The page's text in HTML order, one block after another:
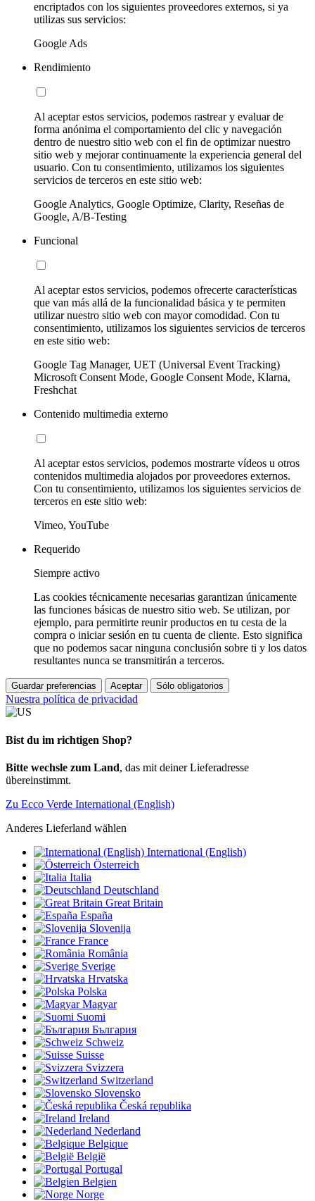
encriptados con los siguientes proveedores externos, si ya
utilizas sus servicios:
Google Ads
Rendimiento
Al aceptar estos servicios, podemos rastrear y evaluar de
forma anónima el comportamiento del clic y navegación
dentro de nuestro sitio web con el fin de optimizar nuestro
sitio web y mejorar continuamente la experiencia general del
usuario. Con tu consentimiento, utilizamos los siguientes
servicios de terceros en este sitio web:
Google Analytics, Google Optimize, Clarity, Reseñas de
Google, A/B-Testing
Funcional
Al aceptar estos servicios, podemos ofrecerte características
que van más allá de la funcionalidad básica y te permiten
utilizar nuestro sitio web con mayor comodidad. Con tu
consentimiento, utilizamos los siguientes servicios de terceros
en este sitio web:
Google Tag Manager, UET (Universal Event Tracking)
Microsoft Consent Mode, Google Consent Mode, Klarna,
Freshchat
Contenido multimedia externo
Al aceptar estos servicios, podemos mostrarte vídeos u otros
contenidos multimedia alojados por proveedores externos.
Con tu consentimiento, utilizamos los siguientes servicios de
terceros en este sitio web:
Vimeo, YouTube
Requerido
Siempre activo
Las cookies técnicamente necesarias garantizan únicamente
las funciones básicas de nuestro sitio web. Se utilizan, por
ejemplo, para permitirte reunir productos en tu cesta de la
compra o iniciar sesión en tu cuenta de cliente. Esto significa
que no podemos sacar ninguna conclusión sobre ti y los datos
resultantes nunca se transmitirán a terceros.
Guardar preferencias Aceptar Sólo obligatorios
Nuestra política de privacidad
Bist du im richtigen Shop?
Bitte wechsle zum Land, das mit deiner Lieferadresse
übereinstimmt.
Zu Ecco Verde International (English)
Anderes Lieferland wählen
International (English)
Österreich
Italia
Deutschland
Great Britain
España
Slovenija
France
România
Sverige
Hrvatska
Polska
Magyar
Suomi
България
Schweiz
Suisse
Svizzera
Switzerland
Slovensko
Česká republika
Ireland
Nederland
Belgique
België
Portugal
Belgien
Norge